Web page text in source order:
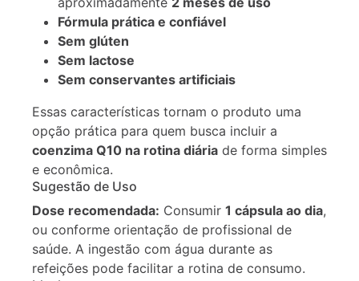
Fórmula prática e confiável
Sem glúten
Sem lactose
Sem conservantes artificiais
Essas características tornam o produto uma
opção prática para quem busca incluir a
coenzima Q10 na rotina diária de forma simples
e econômica.
Sugestão de Uso
Dose recomendada: Consumir 1 cápsula ao dia,
ou conforme orientação de profissional de
saúde. A ingestão com água durante as
refeições pode facilitar a rotina de consumo.